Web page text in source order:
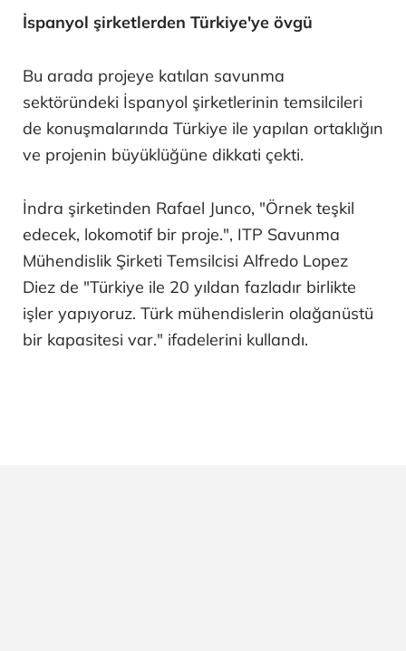
İspanyol şirketlerden Türkiye'ye övgü
Bu arada projeye katılan savunma
sektöründeki İspanyol şirketlerinin temsilcileri
de konuşmalarında Türkiye ile yapılan ortaklığın
ve projenin büyüklüğüne dikkati çekti.
İndra şirketinden Rafael Junco, "Örnek teşkil
edecek, lokomotif bir proje.", ITP Savunma
Mühendislik Şirketi Temsilcisi Alfredo Lopez
Diez de "Türkiye ile 20 yıldan fazladır birlikte
işler yapıyoruz. Türk mühendislerin olağanüstü
bir kapasitesi var." ifadelerini kullandı.